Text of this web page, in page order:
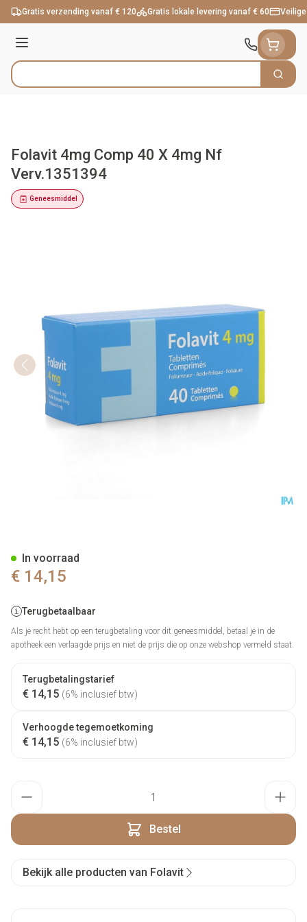
Ga naar de inhoud
Gratis verzending vanaf € 120 Gratis lokale levering vanaf € 60
Menu
Product, merk, categorie... Zoek
Folavit 4mg Comp 40 X 4mg Nf
Verv.1351394
Geneesmiddel
€ 14,15
Terugbetaalbaar
Als je recht hebt op een terugbetaling voor dit geneesmiddel, betaal je in de
apotheek een verlaagde prijs en niet de prijs die op onze webshop vermeld staat.
Terugbetalingstarief
€ 14,15 (6% inclusief btw)
Verhoogde tegemoetkoming
€ 14,15 (6% inclusief btw)
Bestel
In voorraad
Bekijk alle producten van Folavit